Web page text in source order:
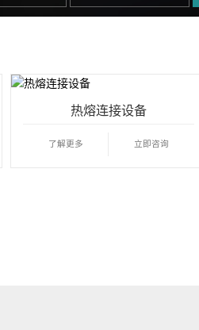
热熔连接设备
了解更多 立即咨询